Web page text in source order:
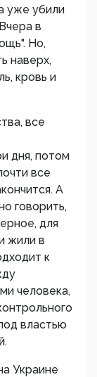
уже убили
в
Но,
наверх,
кровь и
все
дня, потом
все
А
говорить,
для
жили в
к
человека,
властью
Украине